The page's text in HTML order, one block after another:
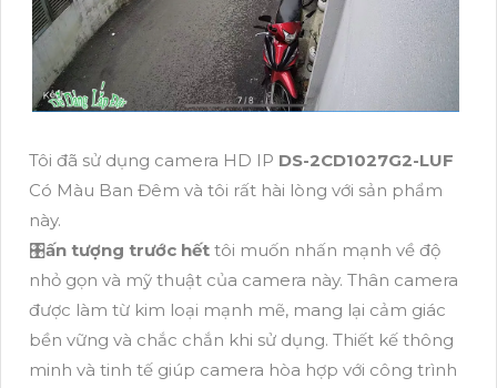
Tôi đã sử dụng camera HD IP DS-2CD1027G2-LUF
Có Màu Ban Đêm và tôi rất hài lòng với sản phẩm
này.
🎛ấn tượng trước hết tôi muốn nhấn mạnh về độ
nhỏ gọn và mỹ thuật của camera này. Thân camera
được làm từ kim loại mạnh mẽ, mang lại cảm giác
bền vững và chắc chắn khi sử dụng. Thiết kế thông
minh và tinh tế giúp camera hòa hợp với công trình